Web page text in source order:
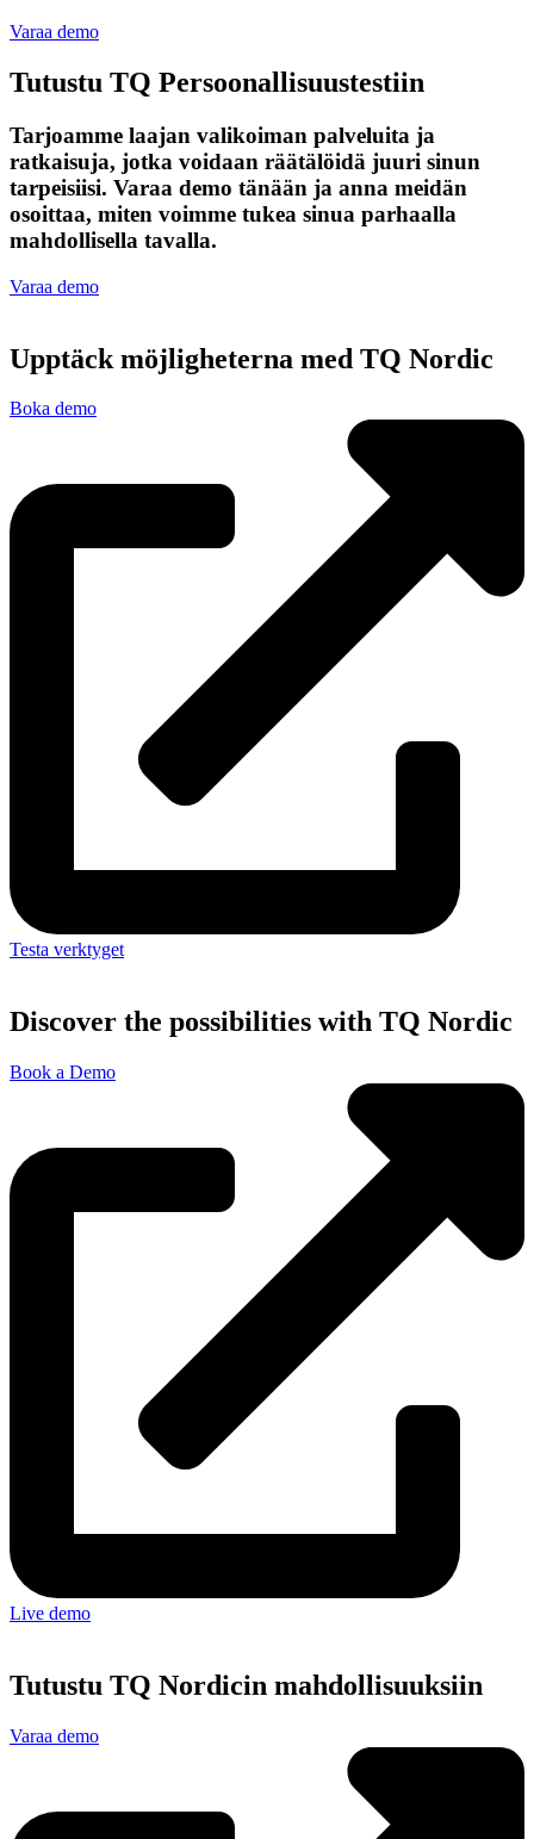
Varaa demo
Tutustu TQ Persoonallisuustestiin
Tarjoamme laajan valikoiman palveluita ja
ratkaisuja, jotka voidaan räätälöidä juuri sinun
tarpeisiisi. Varaa demo tänään ja anna meidän
osoittaa, miten voimme tukea sinua parhaalla
mahdollisella tavalla.
Varaa demo
Upptäck möjligheterna med TQ Nordic
Boka demo
Testa verktyget
Discover the possibilities with TQ Nordic
Book a Demo
Live demo
Tutustu TQ Nordicin mahdollisuuksiin
Varaa demo